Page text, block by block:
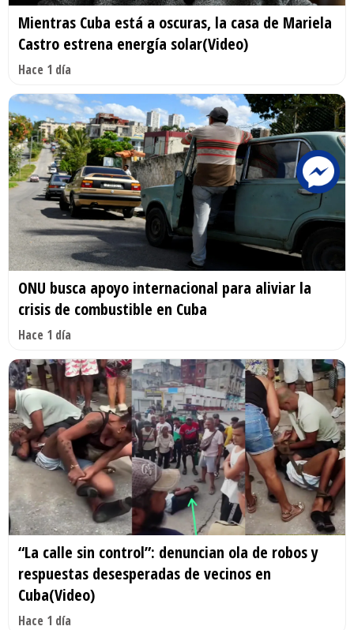
Mientras Cuba está a oscuras, la casa de Mariela
Castro estrena energía solar(Video)
Hace 1 día
ONU busca apoyo internacional para aliviar la
crisis de combustible en Cuba
Hace 1 día
“La calle sin control”: denuncian ola de robos y
respuestas desesperadas de vecinos en
Cuba(Video)
Hace 1 día